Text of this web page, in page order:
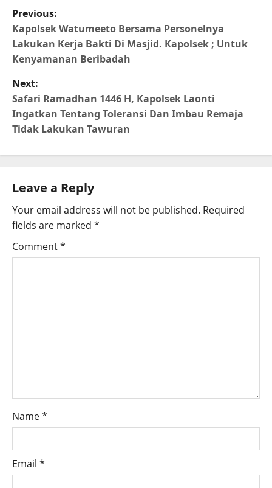
Previous:
Kapolsek Watumeeto Bersama Personelnya
Lakukan Kerja Bakti Di Masjid. Kapolsek ; Untuk
Kenyamanan Beribadah
Next:
Safari Ramadhan 1446 H, Kapolsek Laonti
Ingatkan Tentang Toleransi Dan Imbau Remaja
Tidak Lakukan Tawuran
Leave a Reply
Your email address will not be published. Required
fields are marked *
Comment*
Name*
Email *